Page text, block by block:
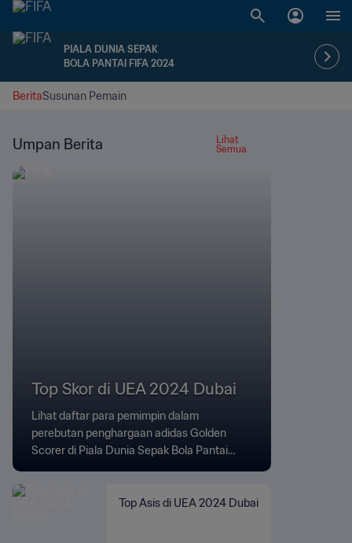
PIALA DUNIA SEPAK
BOLA PANTAI FIFA 2024
BeritaSusunan Pemain
Umpan Berita
Lihat
Semua
Top Skor di UEA 2024 Dubai
Lihat daftar para pemimpin dalam
perebutan penghargaan adidas Golden
Scorer di Piala Dunia Sepak Bola Pantai
Top Asis di UEA 2024 Dubai